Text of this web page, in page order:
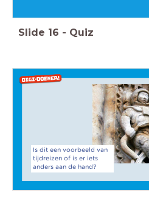
Slide 16 - Quiz
Is dit een voorbeeld van
tijdreizen of is er iets
anders aan de hand?